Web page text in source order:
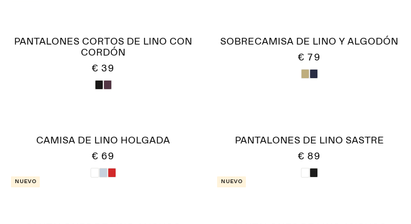
PANTALONES CORTOS DE LINO CON
CORDÓN
€ 39
SOBRECAMISA DE LINO Y ALGODÓN
€ 79
CAMISA DE LINO HOLGADA
€ 69
PANTALONES DE LINO SASTRE
€ 89
Nuevo Nuevo